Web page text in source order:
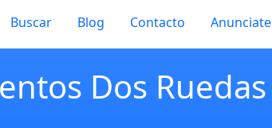
Buscar Blog Contacto Anunciate
Dos Ruedas